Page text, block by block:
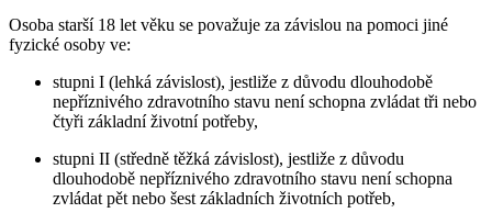
Osoba starší 18 let věku se považuje za závislou na pomoci jiné
fyzické osoby ve:
stupni I (lehká závislost), jestliže z důvodu dlouhodobě
nepříznivého zdravotního stavu není schopna zvládat tři nebo
čtyři základní životní potřeby,
stupni II (středně těžká závislost), jestliže z důvodu
dlouhodobě nepříznivého zdravotního stavu není schopna
zvládat pět nebo šest základních životních potřeb,